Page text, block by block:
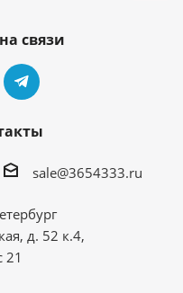
связи
sale@3654333.ru
д. 52 к.4,
21